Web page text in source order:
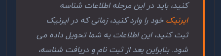
کنید، باید در این مرحله اطلاعات شناسه
ایرنیکخود را وارد کنید، زمانی که در ایرنیک
ثبت کنید، این اطلاعات به شما تحویل داده می
شود. بنابراین بعد از ثبت نام و دریافت شناسه،